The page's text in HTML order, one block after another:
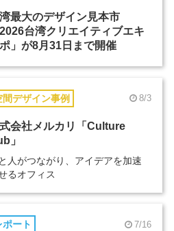
最大のデザイン見本市
2026台湾クリエイティブエキ
」が8月31日まで開催
間デザイン事例 8/3
会社メルカリ「Culture
」
人がつながり、アイデアを加速
るオフィス
ポート 7/16